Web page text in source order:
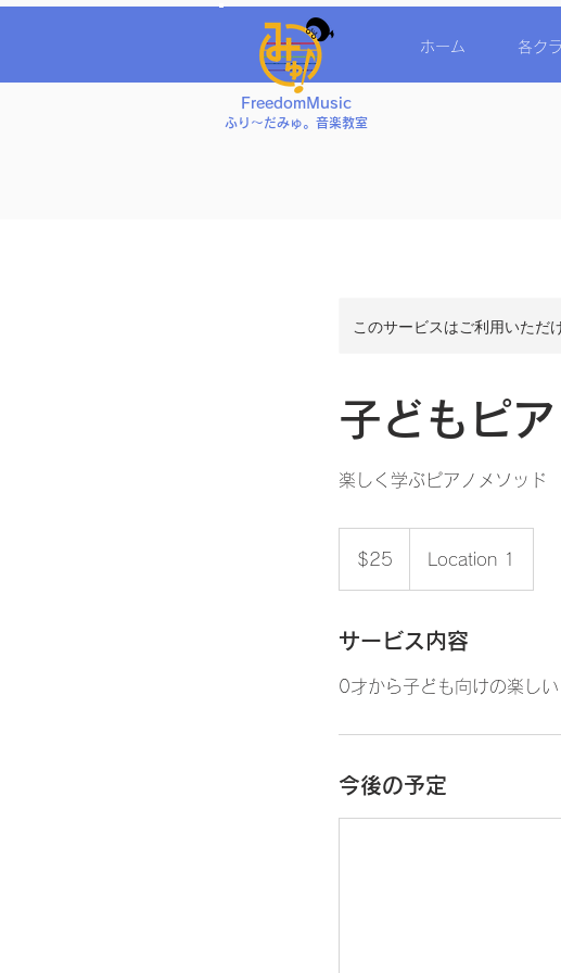
ホーム 各ク
このサービスはご利用いただ
子どもピ
楽しく学ぶピアノメソッド
$25 Location 1
サービス内容
0才から子ども向けの楽し
今後の予定
FreedomMusic
ふり〜だみゅ。音楽教室